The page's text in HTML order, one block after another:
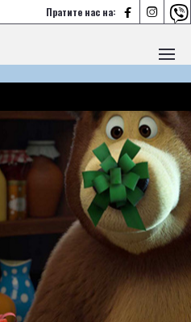
Пратите нас на:   